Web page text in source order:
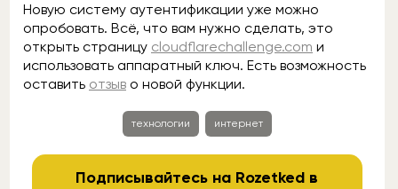
Новую систему аутентификации уже можно
опробовать. Всё, что вам нужно сделать, это
открыть страницу cloudflarechallenge.com и
использовать аппаратный ключ. Есть возможность
оставить отзыв о новой функции.
технологии интернет
Подписывайтесь на Rozetked в